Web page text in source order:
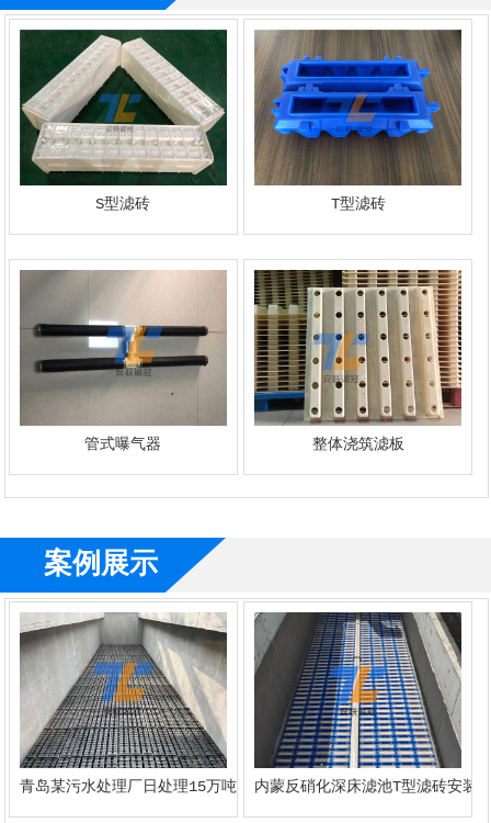
S型滤砖 T型滤砖
管式曝气器 整体浇筑滤板
案例展示
青岛某污水处理厂日处理15万吨反硝化滤池s型施工案例
内蒙反硝化深床滤池T型滤砖安装